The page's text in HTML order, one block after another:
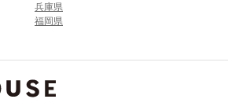
兵庫県
福岡県